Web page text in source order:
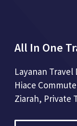
All In One
Layanan
Hiace
Ziarah, Private